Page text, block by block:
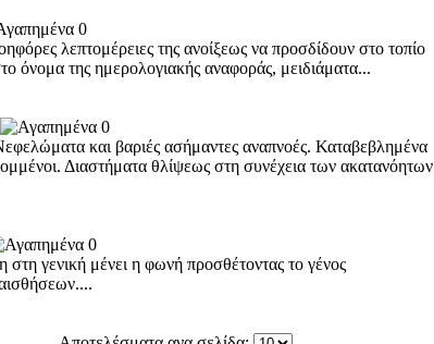
0
λεπτομέρειες της ανοίξεως να προσδίδουν στο τοπίο
όνομα της ημερολογιακής αναφοράς, μει­διάματα...
0
και βαριές ασήμαντες αναπνοές. Καταβεβλημένα
Διαστήματα θλίψεως στη συνέχεια των ακατανόητων
0
στη γενική μένει η φωνή προσθέτοντας το γένος